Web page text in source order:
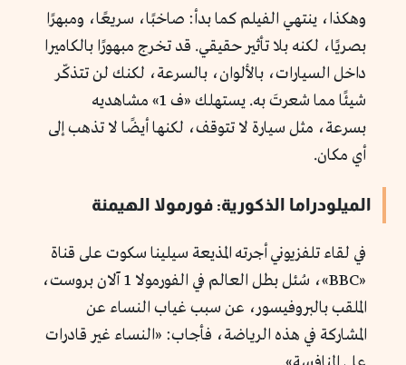
وهكذا، ينتهي الفيلم كما بدأ: صاخبًا، سريعًا، ومبهرًا
بصريًا، لكنه بلا تأثير حقيقي. قد تخرج مبهورًا بالكاميرا
داخل السيارات، بالألوان، بالسرعة، لكنك لن تتذكّر
شيئًا مما شعرتَ به. يستهلك «ف 1» مشاهديه
بسرعة، مثل سيارة لا تتوقف، لكنها أيضًا لا تذهب إلى
أي مكان.
الميلودراما الذكورية: فورمولا الهيمنة
في لقاء تلفزيوني أجرته المذيعة سيلينا سكوت على قناة
«BBC»، سُئل بطل العالم في الفورمولا 1 آلان بروست،
الملقب بالبروفيسور، عن سبب غياب النساء عن
المشاركة في هذه الرياضة، فأجاب: «النساء غير قادرات